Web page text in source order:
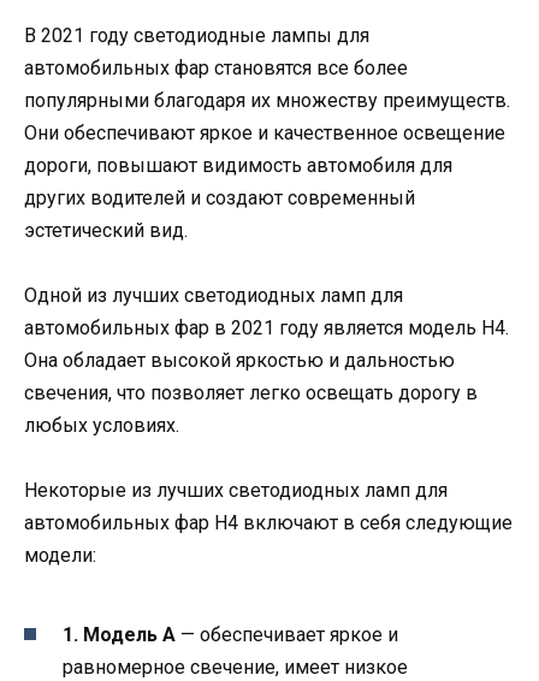
В 2021 году светодиодные лампы для
автомобильных фар становятся все более
популярными благодаря их множеству преимуществ.
Они обеспечивают яркое и качественное освещение
дороги, повышают видимость автомобиля для
других водителей и создают современный
эстетический вид.
Одной из лучших светодиодных ламп для
автомобильных фар в 2021 году является модель H4.
Она обладает высокой яркостью и дальностью
свечения, что позволяет легко освещать дорогу в
любых условиях.
Некоторые из лучших светодиодных ламп для
автомобильных фар H4 включают в себя следующие
модели:
1. Модель A — обеспечивает яркое и
равномерное свечение, имеет низкое